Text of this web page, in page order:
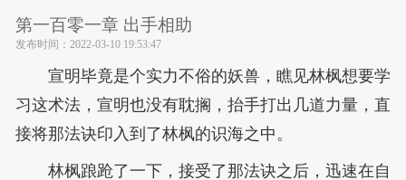
第一百零一章 出手相助
发布时间： 2022-03-10 19:53:47
宣明毕竟是个实力不俗的妖兽，瞧见林枫想要学
习这术法，宣明也没有耽搁，抬手打出几道力量，直
接将那法诀印入到了林枫的识海之中。
林枫踉跄了一下，接受了那法诀之后，迅速在自